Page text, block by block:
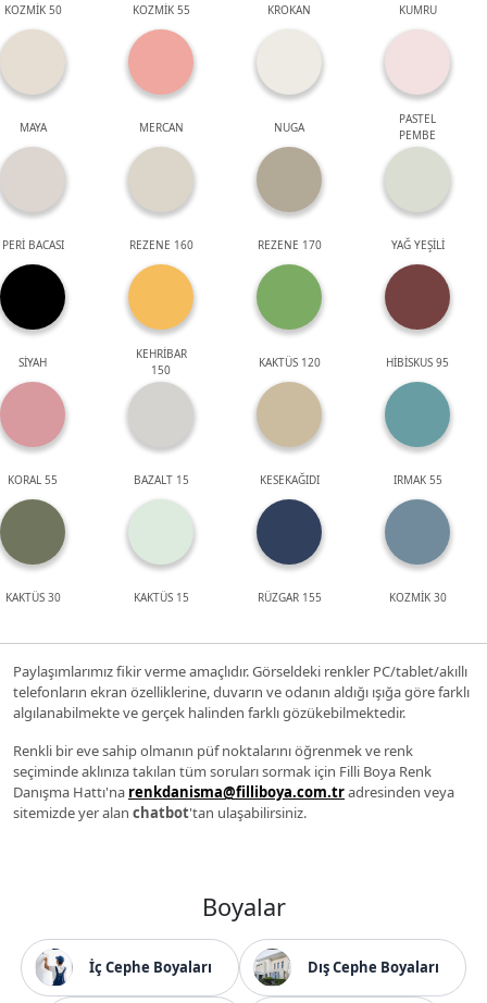
KOZMİK 50 KOZMİK 55 KROKAN KUMRU
MAYA MERCAN NUGA
PASTEL
PEMBE
PERİ BACASI REZENE 160 REZENE 170 YAĞ YEŞİLİ
SİYAH
KEHRİBAR
150
KAKTÜS 120 HİBİSKUS 95
KORAL 55 BAZALT 15 KESEKAĞIDI IRMAK 55
KAKTÜS 30 KAKTÜS 15 RÜZGAR 155 KOZMİK 30
Paylaşımlarımız fikir verme amaçlıdır. Görseldeki renkler PC/tablet/akıllı
telefonların ekran özelliklerine, duvarın ve odanın aldığı ışığa göre farklı
algılanabilmekte ve gerçek halinden farklı gözükebilmektedir.
Renkli bir eve sahip olmanın püf noktalarını öğrenmek ve renk
seçiminde aklınıza takılan tüm soruları sormak için Filli Boya Renk
Danışma Hattı'na renkdanisma@filliboya.com.tradresinden veya
sitemizde yer alan chatbot'tan ulaşabilirsiniz.
Boyalar
İç Cephe Boyaları Dış Cephe Boyaları